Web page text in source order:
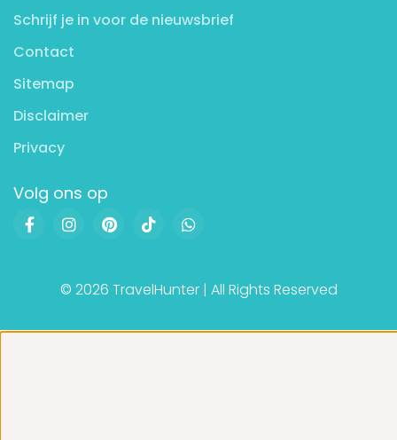
Schrijf je in voor de nieuwsbrief
Contact
Sitemap
Disclaimer
Privacy
Volg ons op
© 2026 TravelHunter | All Rights Reserved